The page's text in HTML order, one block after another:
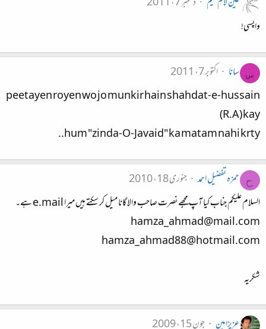
واپسی!
س سانا
اکتوبر 7، 2011
peetayen royen wo jo munkir hain shahdat-e-hussain
(R.A) kay
hum "zinda-O-Javaid" ka matam nahi krty..
ح حمزہ تفضیل احمد
جنوری 18، 2010
السلام علیکم جناب کیا آپ مجھے نصرت صاحب والا گانا میل کر سکتے ہیں میرا e.mail ہے۔
hamza_ahmad@mail.com
hamza_ahmad88@hotmail.com
شکریہ
عزیزامین جون 15، 2009